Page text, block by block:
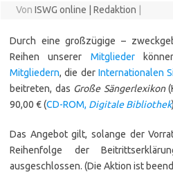
Von ISWG online | Redaktion
Durch eine großzügige –
Reihen unserer Mitglieder
Mitgliedern, die der Internationalen
beitreten, das Große Sängerlexikon
90,00 € (CD-ROM, Digitale Bibliothek
Das Angebot gilt, solange der
Reihenfolge der
ausgeschlossen. (Die Aktion ist